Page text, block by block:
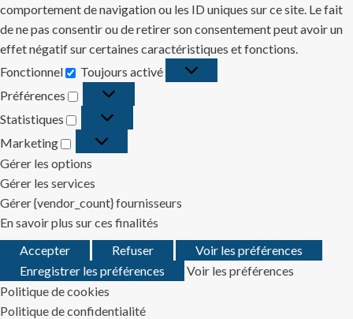
comportement de navigation ou les ID uniques sur ce site. Le fait
de ne pas consentir ou de retirer son consentement peut avoir un
effet négatif sur certaines caractéristiques et fonctions.
Fonctionnel
Fonctionnel
Toujours activé
Préférences
Préférences
Statistiques
Statistiques
Marketing
Marketing
Gérer les options
Gérer les services
Gérer {vendor_count} fournisseurs
En savoir plus sur ces finalités
Accepter
Refuser
Voir les préférences
Enregistrer les préférences
Voir les préférences
Politique de cookies
Politique de confidentialité